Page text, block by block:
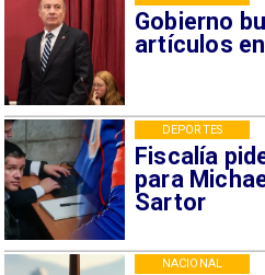
Gobierno
artículos
Fiscalía
para
Sartor
DEPORTES
NACIONAL